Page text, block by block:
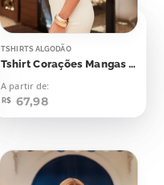
TSHIRTS ALGODÃO
Tshirt Corações Mangas Aplicação
A partir de:
R$ 67,98